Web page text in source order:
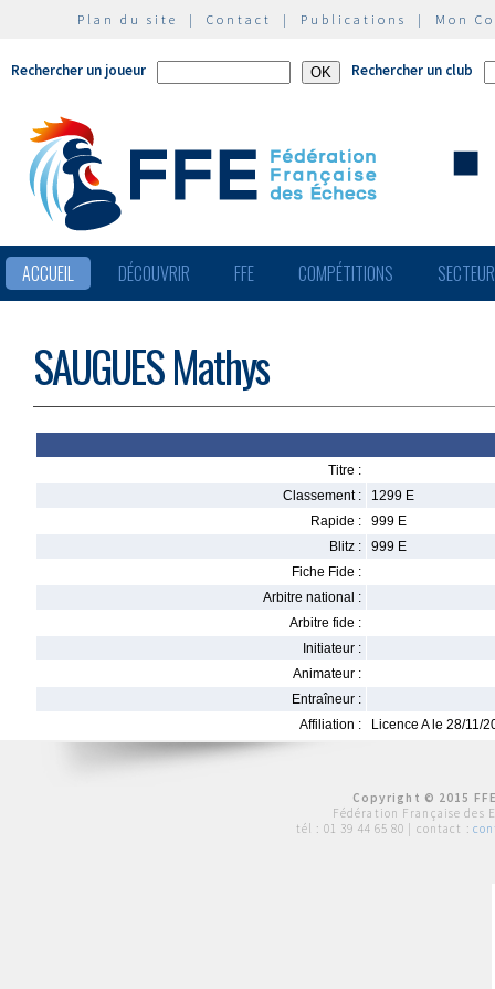
Plan du site | Contact | Publications | Mon
Rechercher un joueur Rechercher un club
ACCUEIL DÉCOUVRIR FFE COMPÉTITIONS
SAUGUES Mathys
Titre :
Classement :
1299 E
Rapide :
999 E
Blitz :
999 E
Fiche Fide :
Arbitre national :
Arbitre fide :
Initiateur :
Animateur :
Entraîneur :
Affiliation :
Licence A le 28/11/
Copyright © 2015
Fédération Française des
tél : 01 39 44 65 80 | contact :